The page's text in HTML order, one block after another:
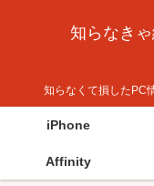
知らなき
知らなくて損したPC
iPhone
Affinity